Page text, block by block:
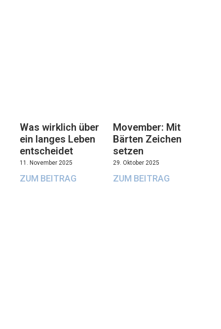
Was wirklich über
ein langes Leben
entscheidet
11. November 2025
ZUM BEITRAG
Movember: Mit
Bärten Zeichen
setzen
29. Oktober 2025
ZUM BEITRAG